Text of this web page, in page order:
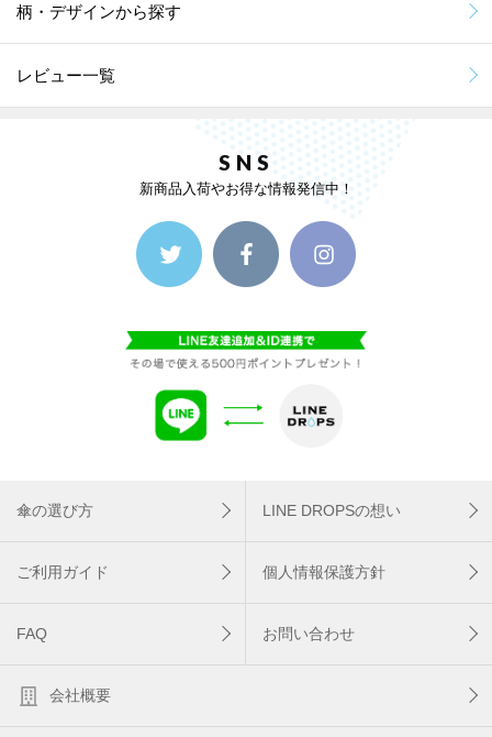
柄・デザインから探す
レビュー一覧
SNS
新商品入荷やお得な情報発信中！
傘の選び方 LINE DROPSの想い
ご利用ガイド 個人情報保護方針
FAQ お問い合わせ
会社概要